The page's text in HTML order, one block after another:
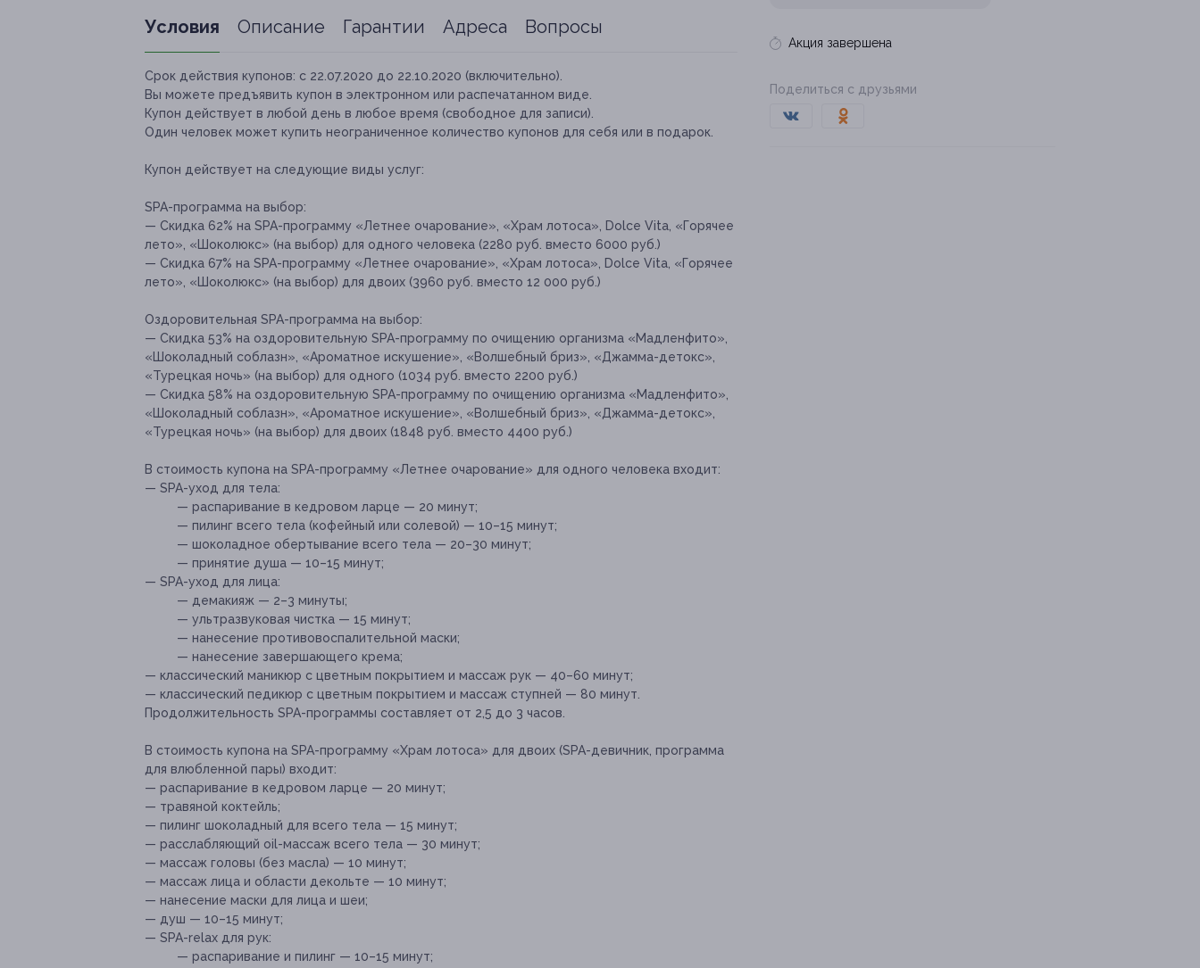
Акция завершена
Поделиться с друзьями
Условия Описание Гарантии Адреса Вопросы
Срок действия купонов: с 22.07.2020 до 22.10.2020 (включительно).
Вы можете предъявить купон в электронном или распечатанном виде.
Купон действует в любой день в любое время (свободное для записи).
Один человек может купить неограниченное количество купонов для себя или в подарок.
Купон действует на следующие виды услуг:
SPA-программа на выбор:
— Скидка 62% на SPA-программу «Летнее очарование», «Храм лотоса», Dolce Vita, «Горячее
лето», «Шоколюкс» (на выбор) для одного человека (2280 руб. вместо 6000 руб.)
— Скидка 67% на SPA-программу «Летнее очарование», «Храм лотоса», Dolce Vita, «Горячее
лето», «Шоколюкс» (на выбор) для двоих (3960 руб. вместо 12 000 руб.)
Оздоровительная SPA-программа на выбор:
— Скидка 53% на оздоровительную SPA-программу по очищению организма «Мадленфито»,
«Шоколадный соблазн», «Ароматное искушение», «Волшебный бриз», «Джамма-детокс»,
«Турецкая ночь» (на выбор) для одного (1034 руб. вместо 2200 руб.)
— Скидка 58% на оздоровительную SPA-программу по очищению организма «Мадленфито»,
«Шоколадный соблазн», «Ароматное искушение», «Волшебный бриз», «Джамма-детокс»,
«Турецкая ночь» (на выбор) для двоих (1848 руб. вместо 4400 руб.)
В стоимость купона на SPA-программу «Летнее очарование» для одного человека входит:
— SPA-уход для тела:
— распаривание в кедровом ларце — 20 минут;
— пилинг всего тела (кофейный или солевой) — 10–15 минут;
— шоколадное обертывание всего тела — 20–30 минут;
— принятие душа — 10–15 минут;
— SPA-уход для лица:
— демакияж — 2–3 минуты;
— ультразвуковая чистка — 15 минут;
— нанесение противовоспалительной маски;
— нанесение завершающего крема;
— классический маникюр с цветным покрытием и массаж рук — 40–60 минут;
— классический педикюр с цветным покрытием и массаж ступней — 80 минут.
Продолжительность SPA-программы составляет от 2,5 до 3 часов.
В стоимость купона на SPA-программу «Храм лотоса» для двоих (SPA-девичник, программа
для влюбленной пары) входит:
— распаривание в кедровом ларце — 20 минут;
— травяной коктейль;
— пилинг шоколадный для всего тела — 15 минут;
— расслабляющий oil-массаж всего тела — 30 минут;
— массаж головы (без масла) — 10 минут;
— массаж лица и области декольте — 10 минут;
— нанесение маски для лица и шеи;
— душ — 10–15 минут;
— SPA-relax для рук:
— распаривание и пилинг — 10–15 минут;